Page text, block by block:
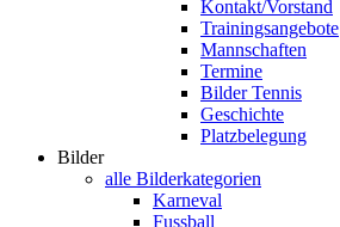
Kontakt/Vorstand
Trainingsangebote
Mannschaften
Termine
Bilder Tennis
Geschichte
Platzbelegung
Bilder
alle Bilderkategorien
Karneval
Fussball